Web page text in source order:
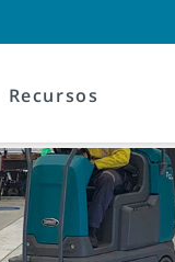
Recursos